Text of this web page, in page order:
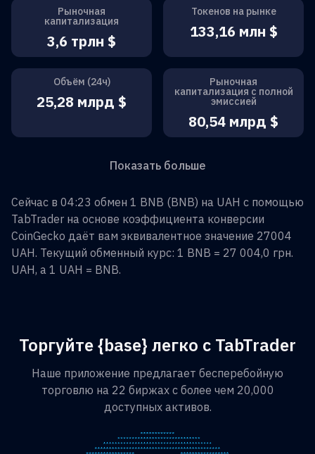
Рыночная
капитализация
3,6 трлн $
Токенов на рынке
133,16 млн $
Объём (24ч)
25,28 млрд $
Рыночная
капитализация с полной
эмиссией
80,54 млрд $
Показать больше
Сейчас в 04:23 обмен 1 BNB (BNB) на UAH с помощью
TabTrader на основе коэффициента конверсии
CoinGecko даёт вам эквивалентное значение 27004
UAH. Текущий обменный курс: 1 BNB = 27 004,0 грн.
UAH, а 1 UAH = BNB.
Торгуйте {base} легко с TabTrader
Наше приложение предлагает бесперебойную
торговлю на 22 биржах с более чем 20,000
доступных активов.